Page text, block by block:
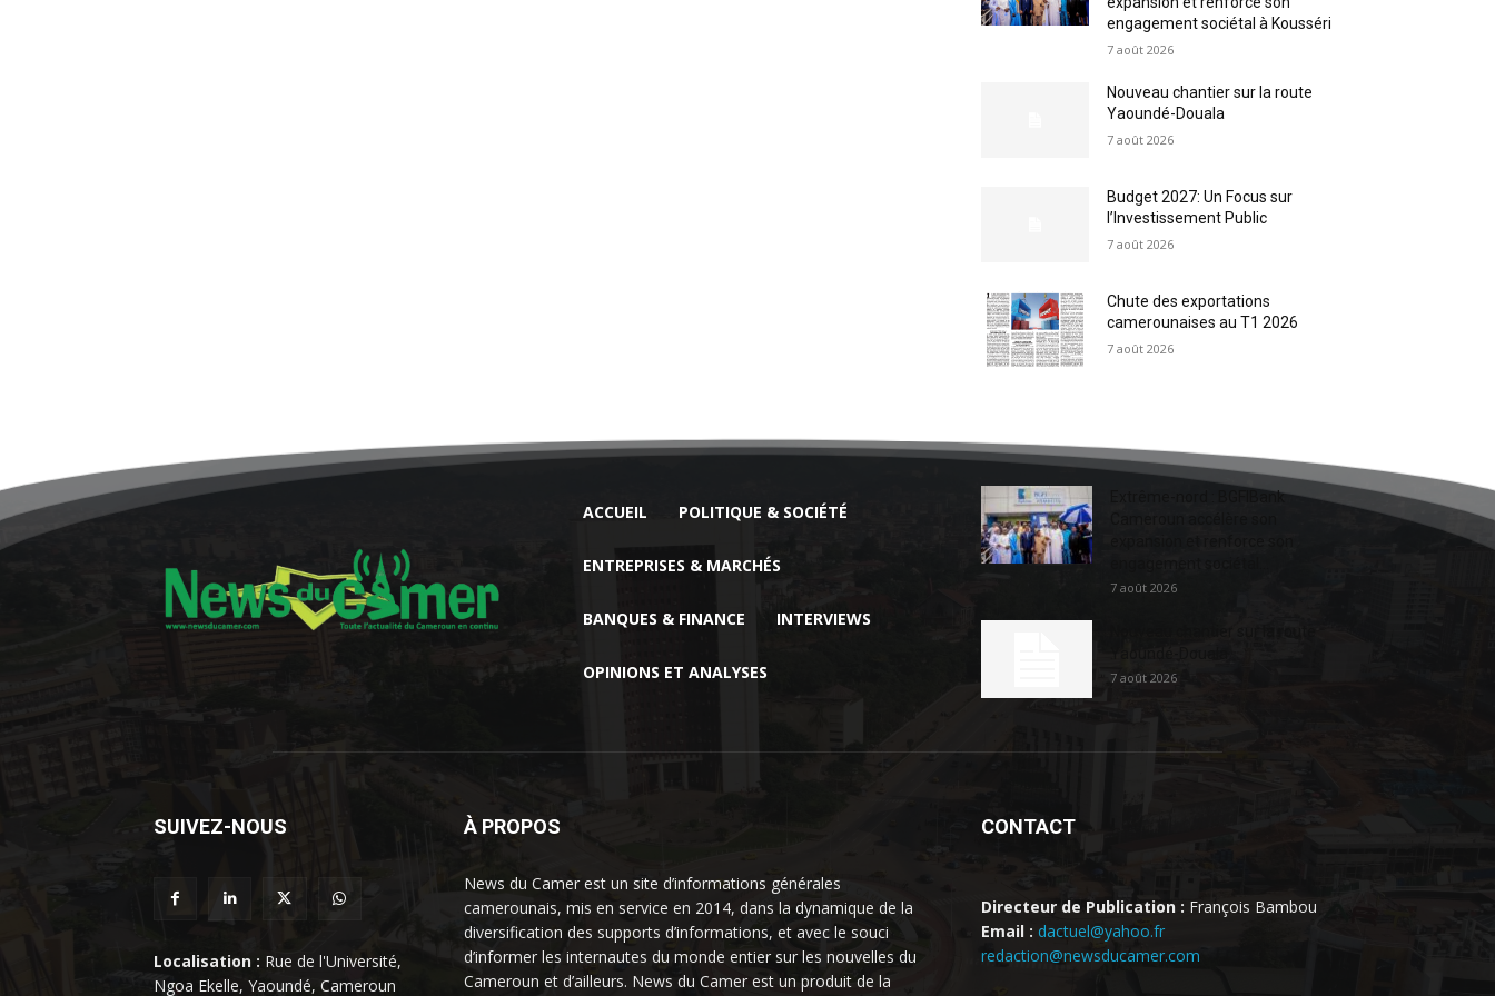
engagement sociétal à Kousséri
7 août 2026
Nouveau chantier sur la route
Yaoundé-Douala
7 août 2026
Budget 2027: Un Focus sur
l’Investissement Public
7 août 2026
Chute des exportations
camerounaises au T1 2026
7 août 2026
ACCUEIL POLITIQUE & SOCIÉTÉ
ENTREPRISES & MARCHÉS
BANQUES & FINANCE INTERVIEWS
OPINIONS ET ANALYSES
Extrême-nord : BGFIBank
7 août 2026
7 août 2026
SUIVEZ-NOUS
Localisation : Rue de l'Université,
Ngoa Ekelle, Yaoundé, Cameroun
À PROPOS
News du Camer est un site d’informations générales
camerounais, mis en service en 2014, dans la dynamique de la
diversification des supports d’informations, et avec le souci
d’informer les internautes du monde entier sur les nouvelles du
Cameroun et d’ailleurs. News du Camer est un produit de la
CONTACT
Directeur de Publication : François Bambou
Email : dactuel@yahoo.fr
redaction@newsducamer.com